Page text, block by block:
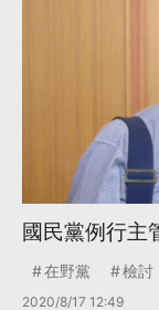
國民黨例行主
在野黨 檢討
2020/8/17 12:49